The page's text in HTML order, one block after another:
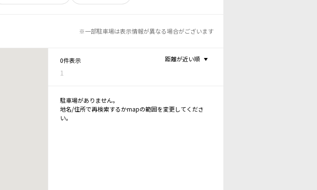
※一部駐車場は表示情報が異なる場合がございます
0件表示
1
距離が近い順
駐車場がありません。
地名/住所で再検索するかmapの範囲を変更してくださ
い。